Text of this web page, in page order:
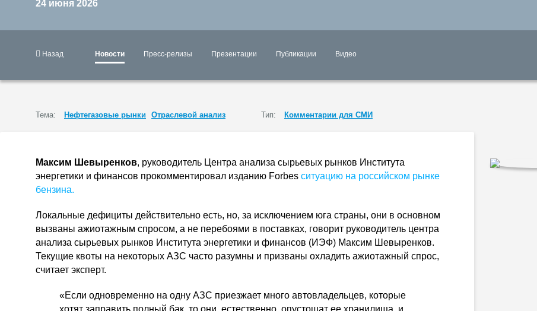
24 июня 2026
Назад Новости Пресс-релизы Презентации Публикации Видео
Тема: Нефтегазовые рынки Отраслевой анализ Тип: Комментарии для СМИ
Максим Шевыренков, руководитель Центра анализа сырьевых рынков Института
энергетики и финансов прокомментировал изданию Forbes ситуацию на российском рынке
бензина.
Локальные дефициты действительно есть, но, за исключением юга страны, они в основном
вызваны ажиотажным спросом, а не перебоями в поставках, говорит руководитель центра
анализа сырьевых рынков Института энергетики и финансов (ИЭФ) Максим Шевыренков.
Текущие квоты на некоторых АЗС часто разумны и призваны охладить ажиотажный спрос,
считает эксперт.
«Если одновременно на одну АЗС приезжает много автовладельцев, которые
хотят заправить полный бак, то они, естественно, опустошат ее хранилища, и